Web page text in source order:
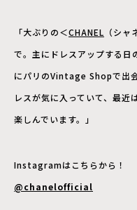
「大ぶりの＜CHANEL （シ
で。主にドレスアップする日
にパリのVintage Shopで出
レスが気に入っていて、最近
楽しんでいます。」
Instagramはこちらから！
@chanelofficial